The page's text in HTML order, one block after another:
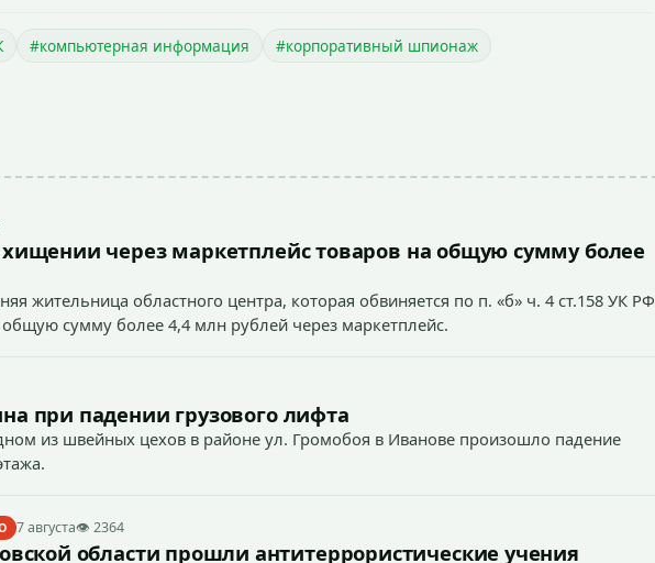
#компьютерная информация #корпоративный шпионаж
через маркетплейс товаров на общую сумму более
жительница областного центра, которая обвиняется по п. «б» ч. 4 ст.158 УК РФ
сумму более 4,4 млн рублей через маркетплейс.
при падении грузового лифта
из швейных цехов в районе ул. Громобоя в Иванове произошло падение
7 августа👁 2364
области прошли антитеррористические учения